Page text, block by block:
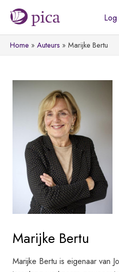
naar
de
inhoud
Log
Home Auteurs Marijke Bertu
Marijke Bertu
Marijke Bertu is eigenaar van